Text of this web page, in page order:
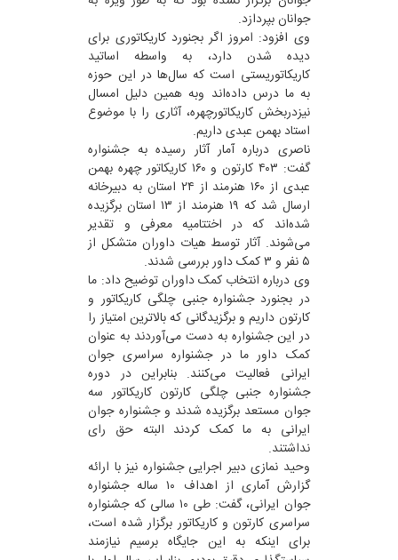
جوانان بپردازد.
وی افزود: امروز اگر بجنورد کاریکاتوری برای
دیده شدن دارد، به واسطه اساتید
کاریکاتوریستی است که سال‌ها در این حوزه
به ما درس داده‌اند وبه همین دلیل امسال
نیزدربخش کاریکاتورچهره، آثاری را با موضوع
استاد بهمن عبدی داریم.
ناصری درباره آمار آثار رسیده به جشنواره
گفت: ۴۰۳ کارتون و ۱۶۰ کاریکاتور چهره بهمن
عبدی از ۱۶۰ هنرمند از ۲۴ استان به دبیرخانه
ارسال شد که ۱۹ هنرمند از ۱۳ استان برگزیده
شده‌اند که در اختتامیه معرفی و تقدیر
می‌شوند. آثار توسط هیات داوران متشکل از
۵ نفر و ۳ کمک داور بررسی شدند.
وی درباره انتخاب کمک داوران توضیح داد: ما
در بجنورد جشنواره جنبی چلگی کاریکاتور و
کارتون داریم و برگزیدگانی که بالاترین امتیاز را
در این جشنواره به دست می‌آوردند به عنوان
کمک داور ما در جشنواره سراسری جوان
ایرانی فعالیت می‌کنند. بنابراین در دوره
جشنواره جنبی چلگی کارتون کاریکاتور سه
جوان مستعد برگزیده شدند و جشنواره جوان
ایرانی به ما کمک کردند البته حق رای
نداشتند.
وحید نمازی دبیر اجرایی جشنواره نیز با ارائه
گزارش آماری از اهداف ۱۰ ساله جشنواره
جوان ایرانی، گفت: طی ۱۰ سالی که جشنواره
سراسری کارتون و کاریکاتور برگزار شده است،
برای اینکه به این جایگاه برسیم نیازمند